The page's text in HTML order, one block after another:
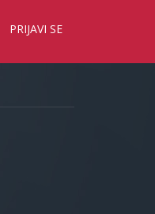
PRIJAVI SE